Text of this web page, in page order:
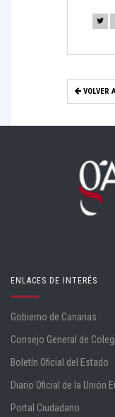
VOLVER
ENLACES DE INTERÉS
Gobierno de Canarias
Consejo General de
Boletín Oficial del Estado
Diario Oficial de la Unión
Portal Ciudadano